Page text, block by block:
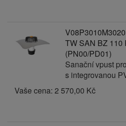
TW SAN BZ 110
(PN00/PD01)
Sanační vpust
s integrovanou
Vaše cena: 2 570,00 Kč